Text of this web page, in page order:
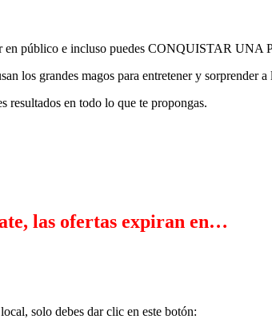
en público e incluso puedes CONQUISTAR UNA
grandes magos para entretener y sorprender a
resultados en todo lo que te propongas.
las ofertas expiran en…
solo debes dar clic en este botón: